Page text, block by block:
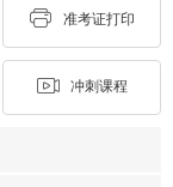
准考证打印
冲刺课程